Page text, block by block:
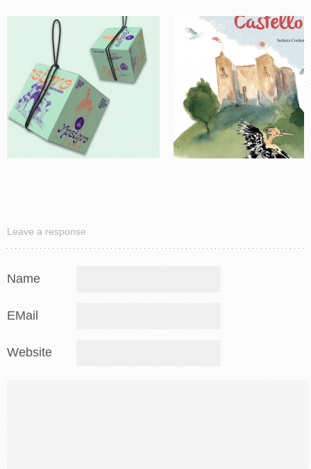
Leave a response
Name
EMail
Website